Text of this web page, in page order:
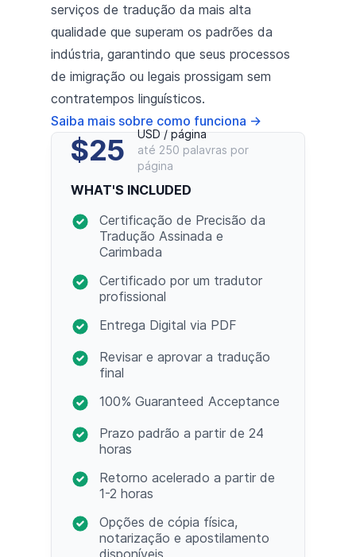
serviços de tradução da mais alta
qualidade que superam os padrões da
indústria, garantindo que seus processos
de imigração ou legais prossigam sem
contratempos linguísticos.
Saiba mais sobre como funciona →
$25
USD / página
até 250 palavras por
página
WHAT'S INCLUDED
Certificação de Precisão da
Tradução Assinada e
Carimbada
Certificado por um tradutor
profissional
Entrega Digital via PDF
Revisar e aprovar a tradução
final
100% Guaranteed Acceptance
Prazo padrão a partir de 24
horas
Retorno acelerado a partir de
1-2 horas
Opções de cópia física,
notarização e apostilamento
disponíveis